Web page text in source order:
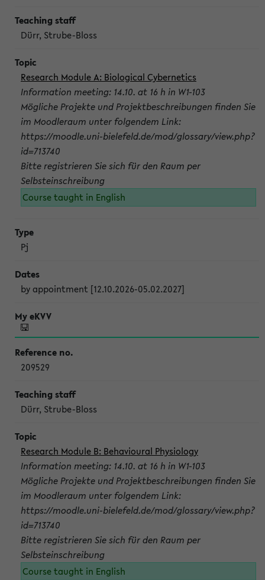
Dürr, Strube-Bloss
Research Module A: Biological Cybernetics
Information meeting: 14.10. at 16 h in W1-103
Mögliche Projekte und Projektbeschreibungen finden Sie
im Moodleraum unter folgendem Link:
https://moodle.uni-bielefeld.de/mod/glossary/view.php?
id=713740
Bitte registrieren Sie sich für den Raum per
Selbsteinschreibung
Course taught in English
Pj
by appointment [12.10.2026-05.02.2027]
209529
Dürr, Strube-Bloss
Research Module B: Behavioural Physiology
Information meeting: 14.10. at 16 h in W1-103
Mögliche Projekte und Projektbeschreibungen finden Sie
im Moodleraum unter folgendem Link:
https://moodle.uni-bielefeld.de/mod/glossary/view.php?
id=713740
Bitte registrieren Sie sich für den Raum per
Selbsteinschreibung
Course taught in English